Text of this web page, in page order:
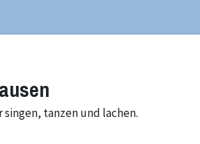
tanzen und lachen.